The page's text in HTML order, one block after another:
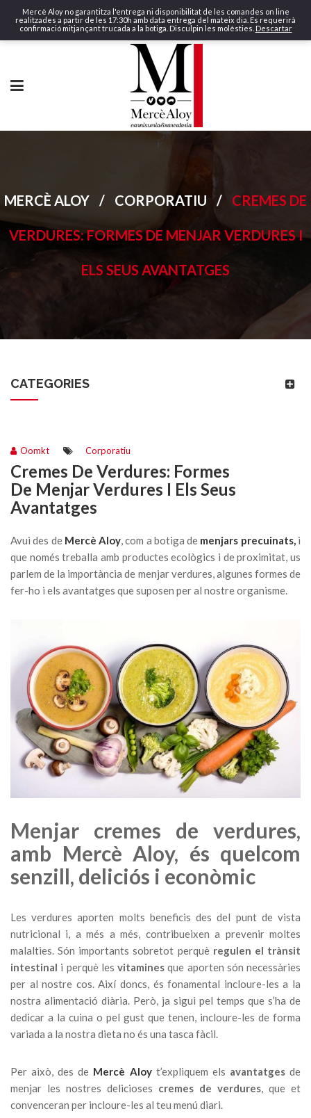
Mercè Aloy no garantitza l'entrega ni disponibilitat de les comandes on line
realitzades a partir de les 17:30h amb data entrega del mateix dia. Es requerirà
confirmació mitjançant trucada a la botiga. Disculpin les molèsties. Descartar
MERCÈ ALOY / CORPORATIU / CREMES DE
VERDURES: FORMES DE MENJAR VERDURES I
ELS SEUS AVANTATGES
CATEGORIES
Corporatiu
Oomkt
Cremes De Verdures: Formes
De Menjar Verdures I Els Seus
Avantatges
Avui des de Mercè Aloy, com a botiga de menjars precuinats,i
que només treballa amb productes ecològics i de proximitat, us
parlem de la importància de menjar verdures, algunes formes de
fer-ho i els avantatges que suposen per al nostre organisme.
Menjar cremes de verdures,
amb Mercè Aloy, és quelcom
senzill, deliciós i econòmic
Les verdures aporten molts beneficis des del punt de vista
nutricional i, a més a més, contribueixen a prevenir moltes
malalties. Són importants sobretot perquè regulen el trànsit
intestinal i perquè les vitaminesque aporten són necessàries
per al nostre cos. Així doncs, és fonamental incloure-les a la
nostra alimentació diària. Però, ja sigui pel temps que s’ha de
dedicar a la cuina o pel gust que tenen, incloure-les de forma
variada a la nostra dieta no és una tasca fàcil.
Per això, des de Mercè Aloyt’expliquem els avantatgesde
menjar les nostres delicioses cremes de verdures, que et
convenceran per incloure-les al teu menú diari.